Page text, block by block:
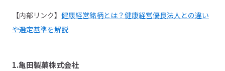
【内部リンク】 健康経営銘柄とは？健康経営優良法人との違い
や選定基準を解説
1.亀田製菓株式会社